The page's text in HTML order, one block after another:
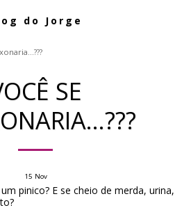
do Jorge
SE
15 Nov
pinico? E se cheio de merda, urina,